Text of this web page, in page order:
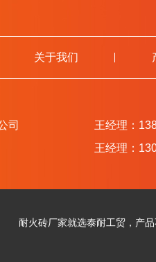
关于我们
司
王经理：
王经理：
耐火砖厂家就选泰耐工贸，产